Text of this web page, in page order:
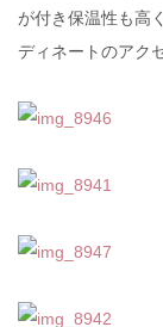
が付き保温性も高
ディネートのアク